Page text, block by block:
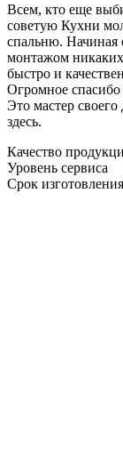
Всем, кто еще
советую Кухни
спальню. Начиная
монтажом
быстро и
Огромное
Это мастер своего
здесь.
Качество
Уровень сервиса
Срок изготовления